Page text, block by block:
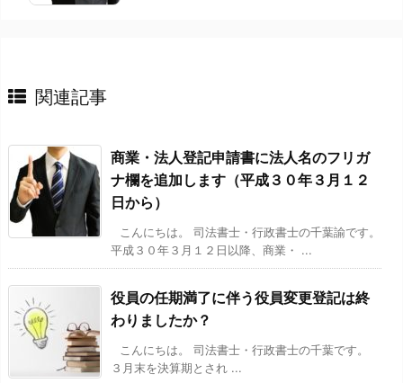
関連記事
商業・法人登記申請書に法人名のフリガ
ナ欄を追加します（平成３０年３月１２
日から）
こんにちは。 司法書士・行政書士の千葉諭です。
平成３０年３月１２日以降、商業・ ...
役員の任期満了に伴う役員変更登記は終
わりましたか？
こんにちは。 司法書士・行政書士の千葉です。
３月末を決算期とされ ...